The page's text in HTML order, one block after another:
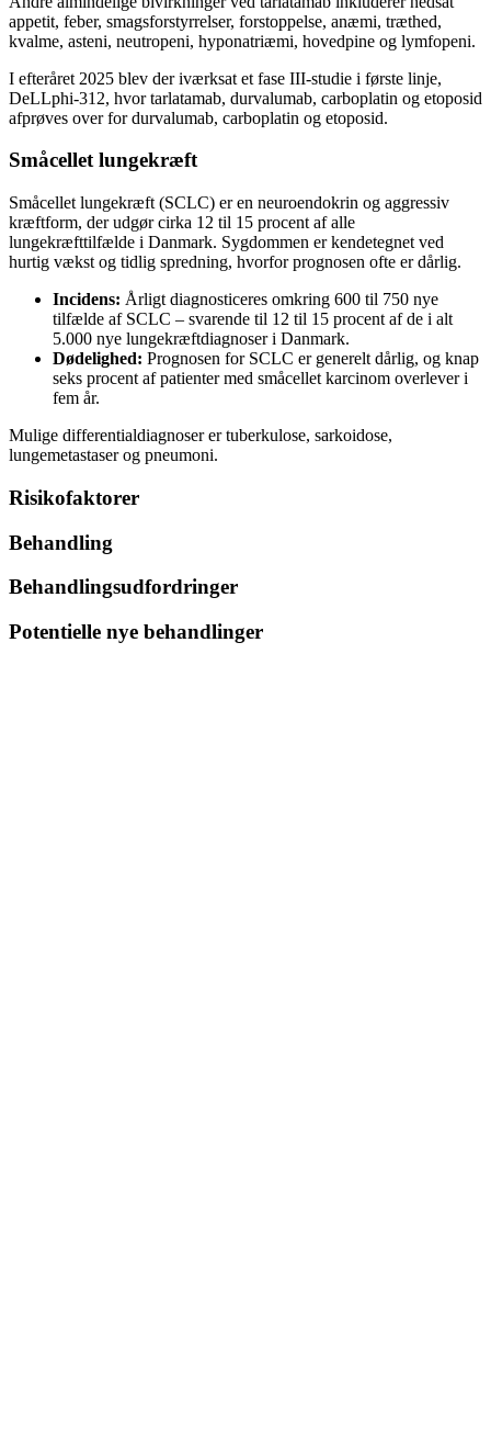
appetit, feber, smagsforstyrrelser, forstoppelse, anæmi, træthed,
kvalme, asteni, neutropeni, hyponatriæmi, hovedpine og lymfopeni.
I efteråret 2025 blev der iværksat et fase III-studie i første linje,
DeLLphi-312, hvor tarlatamab, durvalumab, carboplatin og etoposid
afprøves over for durvalumab, carboplatin og etoposid.
Småcellet lungekræft
Småcellet lungekræft (SCLC) er en neuroendokrin og aggressiv
kræftform, der udgør cirka 12 til 15 procent af alle
lungekræfttilfælde i Danmark. Sygdommen er kendetegnet ved
hurtig vækst og tidlig spredning, hvorfor prognosen ofte er dårlig.
Incidens: Årligt diagnosticeres omkring 600 til 750 nye
tilfælde af SCLC – svarende til 12 til 15 procent af de i alt
5.000 nye lungekræftdiagnoser i Danmark.
Dødelighed: Prognosen for SCLC er generelt dårlig, og knap
seks procent af patienter med småcellet karcinom overlever i
fem år.
Mulige differentialdiagnoser er tuberkulose, sarkoidose,
lungemetastaser og pneumoni.
Risikofaktorer
Behandling
Behandlingsudfordringer
Potentielle nye behandlinger